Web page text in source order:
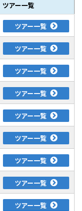
ツアー一覧
ツアー一覧
ツアー一覧
ツアー一覧
ツアー一覧
ツアー一覧
ツアー一覧
ツアー一覧
ツアー一覧
ツアー一覧